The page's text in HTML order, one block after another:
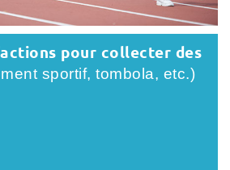
pour collecter des
sportif, tombola, etc.)